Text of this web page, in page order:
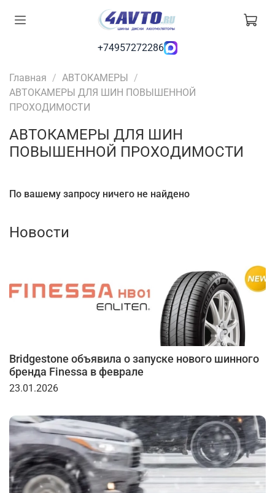
+74957272286
Главная
АВТОКАМЕРЫ
АВТОКАМЕРЫ ДЛЯ ШИН ПОВЫШЕННОЙ
ПРОХОДИМОСТИ
АВТОКАМЕРЫ ДЛЯ ШИН
ПОВЫШЕННОЙ ПРОХОДИМОСТИ
По вашему запросу ничего не найдено
Новости
Bridgestone объявила о запуске нового шинного
бренда Finessa в феврале
23.01.2026